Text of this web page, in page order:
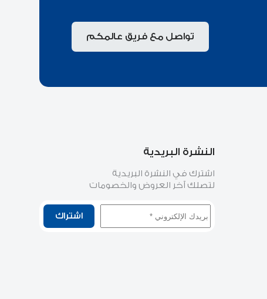
تواصل مع فريق عالمكم
النشرة البريدية
اشترك في النشرة البريدية
لتصلك آخر العروض والخصومات
اشتراك